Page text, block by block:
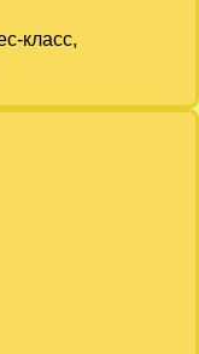
класс,